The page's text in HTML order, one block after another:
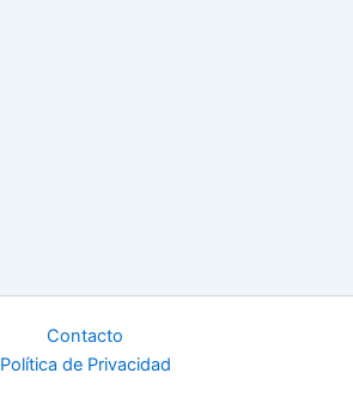
Contacto
Política de Privacidad